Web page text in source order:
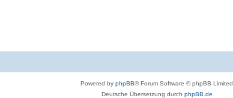
Powered by phpBB® Forum Software © phpBB Limited
Deutsche Übersetzung durch phpBB.de